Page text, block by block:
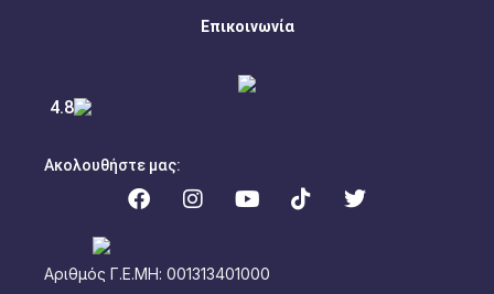
4.8
Επικοινωνία
Ακολουθήστε μας:
Αριθμός Γ.Ε.ΜΗ: 001313401000